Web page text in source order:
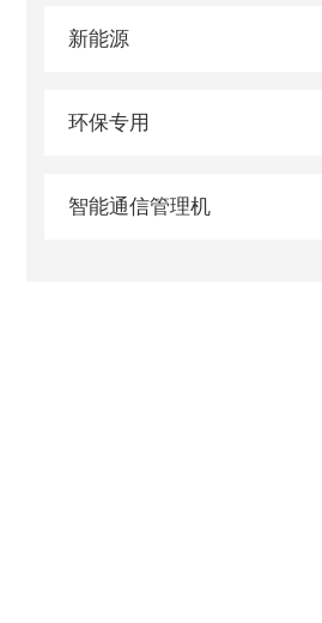
新能源
环保专用
智能通信管理机